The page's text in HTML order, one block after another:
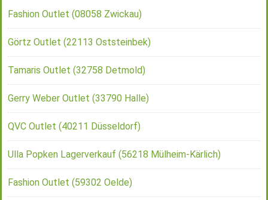
Fashion Outlet (08058 Zwickau)
Görtz Outlet (22113 Oststeinbek)
Tamaris Outlet (32758 Detmold)
Gerry Weber Outlet (33790 Halle)
QVC Outlet (40211 Düsseldorf)
Ulla Popken Lagerverkauf (56218 Mülheim-Kärlich)
Fashion Outlet (59302 Oelde)